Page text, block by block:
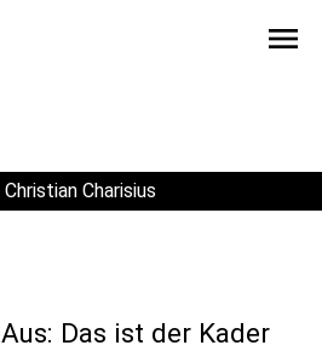
menu
Charisius
Das ist der Kader